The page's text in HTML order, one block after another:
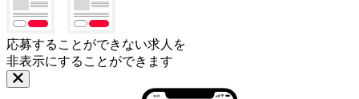
応募することができない求人を
非表示にすることができます